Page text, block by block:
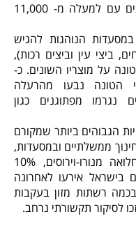
במקום השני בדירוג ממוקמות הביצים עם למעלה מ- 11,000
במסעדות הנוהגות להגיש
ביצי עין וביצים רכות),
על מוצריו השונים. כ-
הטונה נבעו מהרעלה
נגרמו מפתוגנים כגון
הגבוהים ביותר שמקורם
ממשלתיים ובמסעדות,
כשב- 64% מהמקרים נגרמה התחלואה מנורו-וירוסים, 10%
מסלמונלה. גם בישראל אירעו לאחרונה
רשתות מזון בעקבות
לסיקור תקשורתי נרחב.